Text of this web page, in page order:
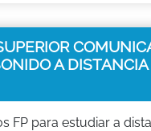
A
FP para estudiar a